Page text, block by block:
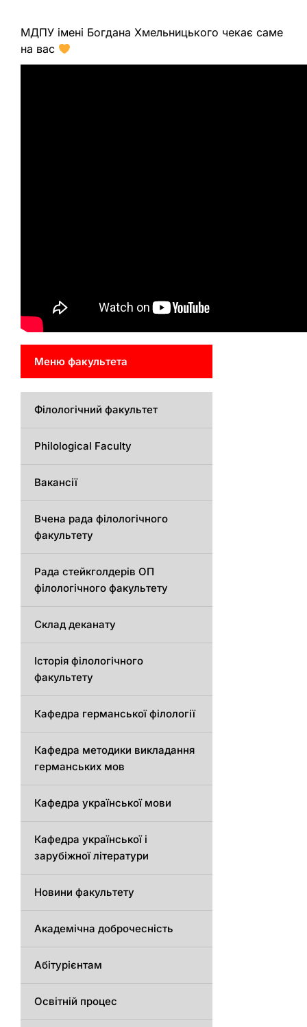
МДПУ імені Богдана Хмельницького чекає саме
на вас
Меню факультета
Філологічний факультет
Philological Faculty
Вакансії
Вчена рада філологічного
факультету
Рада стейкголдерів ОП
філологічного факультету
Склад деканату
Історія філологічного
факультету
Кафедрa германської філології
Кафедрa методики викладання
германських мов
Кафедра української мови
Кафедра української і
зарубіжної літератури
Новини факультету
Академічна доброчесність
Абітурієнтам
Освітній процес